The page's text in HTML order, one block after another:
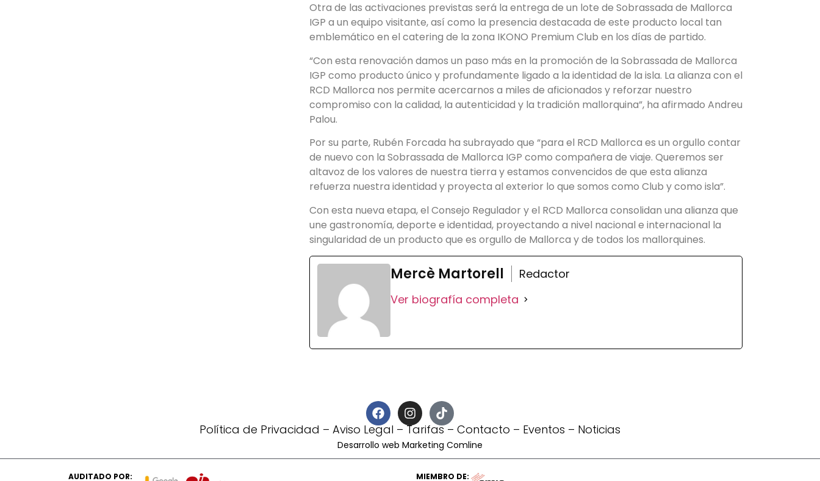
Otra de las activaciones previstas será la entrega de un lote de Sobrassada de Mallorca
IGP a un equipo visitante, así como la presencia destacada de este producto local tan
emblemático en el catering de la zona IKONO Premium Club en los días de partido.
“Con esta renovación damos un paso más en la promoción de la Sobrassada de Mallorca
IGP como producto único y profundamente ligado a la identidad de la isla. La alianza con el
RCD Mallorca nos permite acercarnos a miles de aficionados y reforzar nuestro
compromiso con la calidad, la autenticidad y la tradición mallorquina”, ha afirmado Andreu
Palou.
Por su parte, Rubén Forcada ha subrayado que “para el RCD Mallorca es un orgullo contar
de nuevo con la Sobrassada de Mallorca IGP como compañera de viaje. Queremos ser
altavoz de los valores de nuestra tierra y estamos convencidos de que esta alianza
refuerza nuestra identidad y proyecta al exterior lo que somos como Club y como isla”.
Con esta nueva etapa, el Consejo Regulador y el RCD Mallorca consolidan una alianza que
une gastronomía, deporte e identidad, proyectando a nivel nacional e internacional la
singularidad de un producto que es orgullo de Mallorca y de todos los mallorquines.
Mercè Martorell
Redactor
Ver biografía completa
Política de Privacidad – Aviso Legal –Tarifas– Contacto – Eventos – Noticias
Desarrollo web Marketing Comline
AUDITADO POR: MIEMBRO DE: